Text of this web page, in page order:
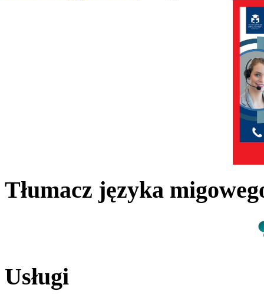
Tłumacz języka
Usługi